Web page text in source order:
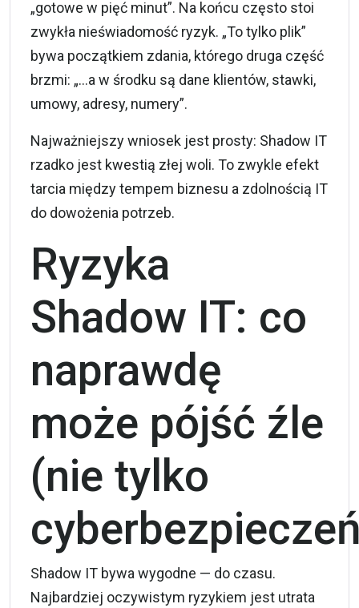
„gotowe w pięć minut”. Na końcu często stoi
zwykła nieświadomość ryzyk. „To tylko plik”
bywa początkiem zdania, którego druga część
brzmi: „…a w środku są dane klientów, stawki,
umowy, adresy, numery”.
Najważniejszy wniosek jest prosty: Shadow IT
rzadko jest kwestią złej woli. To zwykle efekt
tarcia między tempem biznesu a zdolnością IT
do dowożenia potrzeb.
Ryzyka
Shadow IT: co
naprawdę
może pójść źle
(nie tylko
Shadow IT bywa wygodne — do czasu.
Najbardziej oczywistym ryzykiem jest utrata